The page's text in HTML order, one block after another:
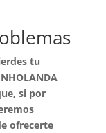
tu
si por
ofrecerte